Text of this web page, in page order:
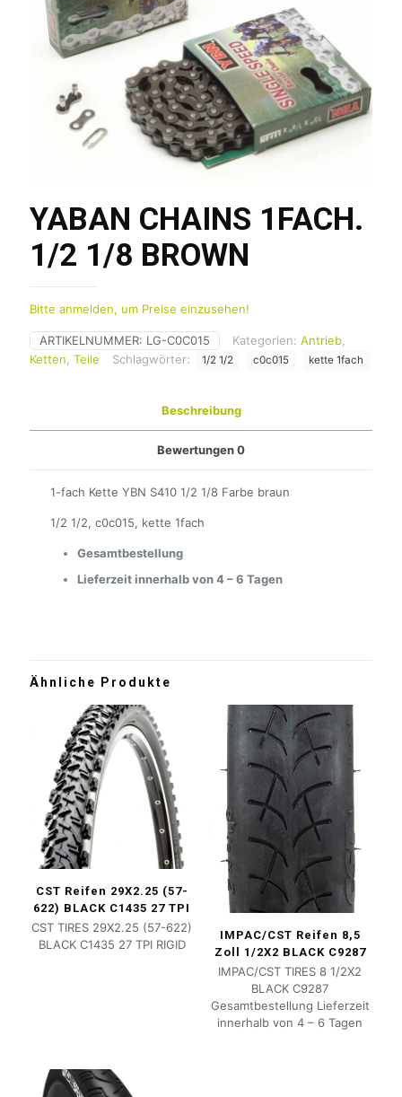
YABAN CHAINS 1FACH.
1/2 1/8 BROWN
Bitte anmelden, um Preise einzusehen!
ARTIKELNUMMER: LG-C0C015 Kategorien: Antrieb
Ketten Teile Schlagwörter: 1/2 1/2 c0c015 kette 1fach
Beschreibung
Bewertungen0
1-fach Kette YBN S410 1/2 1/8 Farbe braun
1/2 1/2, c0c015, kette 1fach
Gesamtbestellung
Lieferzeit innerhalb von 4 – 6 Tagen
Ähnliche Produkte
CST Reifen 29X2.25 (57-
622) BLACK C1435 27 TPI
CST TIRES 29X2.25 (57-622)
BLACK C1435 27 TPI RIGID
IMPAC/CST Reifen 8,5
Zoll 1/2X2 BLACK C9287
IMPAC/CST TIRES 8 1/2X2
BLACK C9287
Gesamtbestellung Lieferzeit
innerhalb von 4 – 6 Tagen